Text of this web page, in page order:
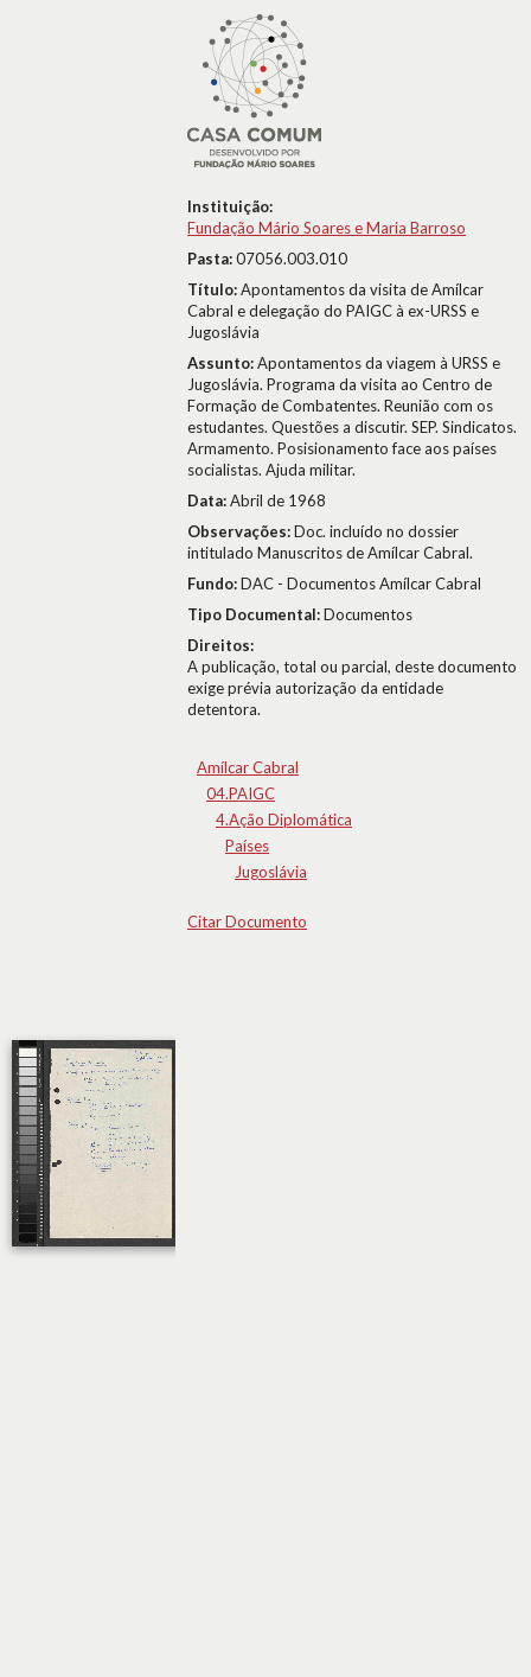
Instituição:
Fundação Mário Soares e Maria Barroso
Pasta:07056.003.010
Título:Apontamentos da visita de Amílcar
Cabral e delegação do PAIGC à ex-URSS e
Jugoslávia
Assunto:Apontamentos da viagem à URSS e
Jugoslávia. Programa da visita ao Centro de
Formação de Combatentes. Reunião com os
estudantes. Questões a discutir. SEP. Sindicatos.
Armamento. Posisionamento face aos países
socialistas. Ajuda militar.
Data:Abril de 1968
Observações:Doc. incluído no dossier
intitulado Manuscritos de Amílcar Cabral.
Fundo:DAC - Documentos Amílcar Cabral
Tipo Documental:Documentos
Direitos:
A publicação, total ou parcial, deste documento
exige prévia autorização da entidade
detentora.
Amílcar Cabral
04.PAIGC
4.Ação Diplomática
Países
Jugoslávia
Citar Documento